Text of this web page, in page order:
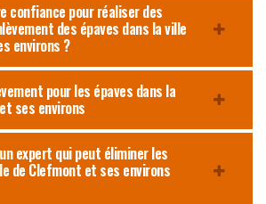
confiance pour réaliser des
des épaves dans la ville
environs ?
pour les épaves dans la
ses environs
expert qui peut éliminer les
de Clefmont et ses environs